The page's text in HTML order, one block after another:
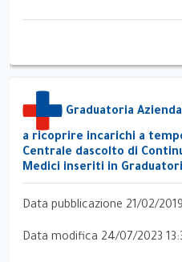
Graduatoria
a ricoprire incarichi a
Centrale dascolto di
Medici inseriti in
Data pubblicazione 21/02/2019
Data modifica 24/07/2023